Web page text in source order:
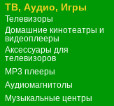
ТВ, Аудио, Игры
Телевизоры
Домашние кинотеатры и
видеоплееры
Аксессуары для
телевизоров
MP3 плееры
Аудиомагнитолы
Музыкальные центры